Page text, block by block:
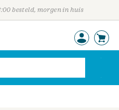
besteld, morgen in huis